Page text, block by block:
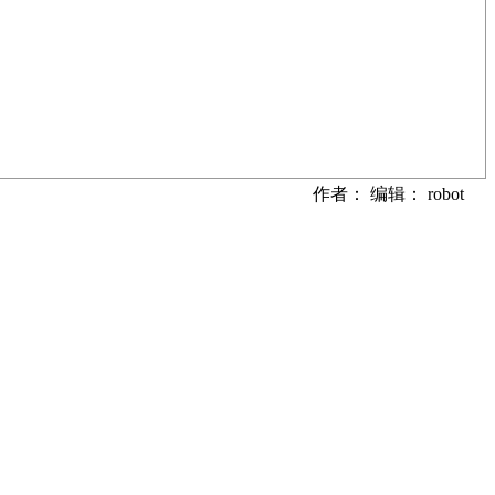
作者： 编辑： robot